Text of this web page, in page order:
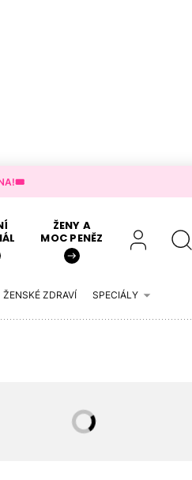
ŽENY A
MOC PENĚZ
ŽENSKÉ ZDRAVÍ SPECIÁLY